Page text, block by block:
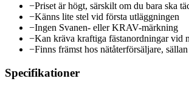
−Priset är högt, särskilt om du bara ska
−Känns lite stel vid första utläggningen
−Ingen Svanen- eller KRAV-märkning
−Kan kräva kraftiga fästanordningar vid
−Finns främst hos nätåterförsäljare,
Specifikationer